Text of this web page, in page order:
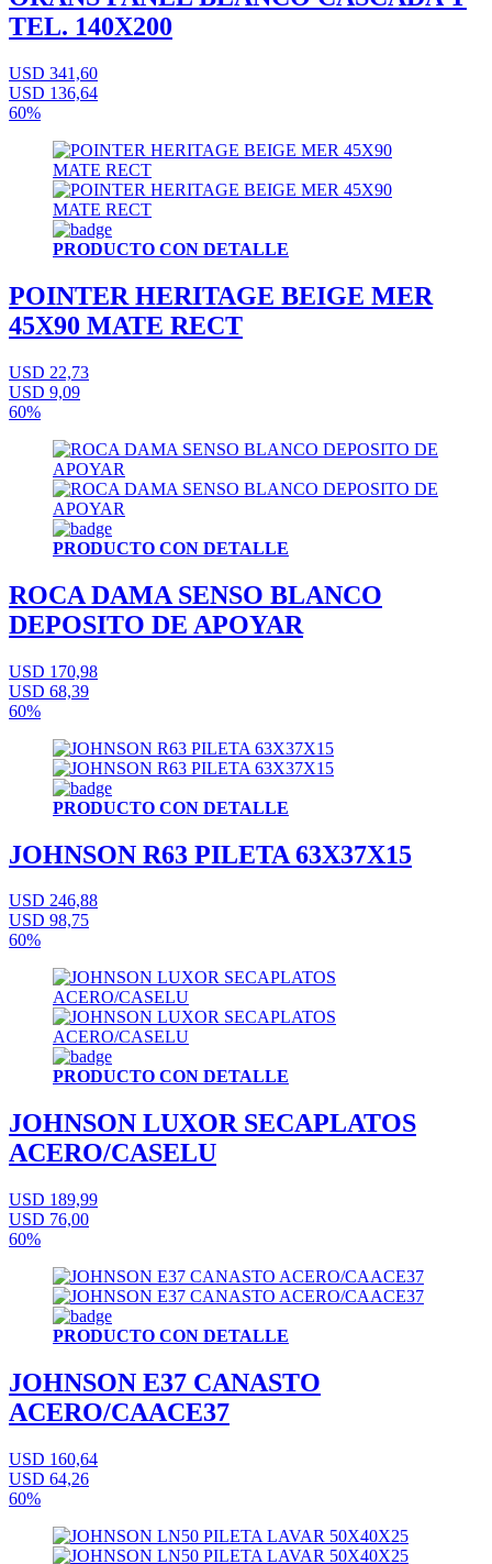
TEL. 140X200
USD 341,60
USD 136,64
60%
PRODUCTO CON DETALLE
POINTER HERITAGE BEIGE MER
45X90 MATE RECT
USD 22,73
USD 9,09
60%
PRODUCTO CON DETALLE
ROCA DAMA SENSO BLANCO
DEPOSITO DE APOYAR
USD 170,98
USD 68,39
60%
PRODUCTO CON DETALLE
JOHNSON R63 PILETA 63X37X15
USD 246,88
USD 98,75
60%
PRODUCTO CON DETALLE
JOHNSON LUXOR SECAPLATOS
ACERO/CASELU
USD 189,99
USD 76,00
60%
PRODUCTO CON DETALLE
JOHNSON E37 CANASTO
ACERO/CAACE37
USD 160,64
USD 64,26
60%